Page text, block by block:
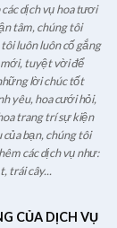
dịch vụ hoa tươi
tâm, chúng tôi
luôn luôn cố gắng
mới, tuyệt vời để
lời chúc tốt
yêu, hoa cưới hỏi,
trang trí sự kiện
bạn, chúng tôi
các dịch vụ như:
trái cây...
CỦA DỊCH VỤ